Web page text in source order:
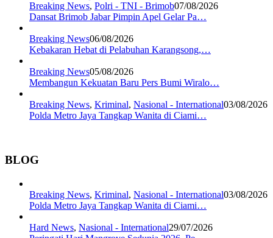
Breaking News, Polri - TNI - Brimob07/08/2026
Dansat Brimob Jabar Pimpin Apel Gelar Pa…
Breaking News06/08/2026
Kebakaran Hebat di Pelabuhan Karangsong,…
Breaking News05/08/2026
Membangun Kekuatan Baru Pers Bumi Wiralo…
Breaking News, Kriminal, Nasional - International03/08/2026
Polda Metro Jaya Tangkap Wanita di Ciami…
BLOG
Breaking News, Kriminal, Nasional - International03/08/2026
Polda Metro Jaya Tangkap Wanita di Ciami…
Hard News, Nasional - International29/07/2026